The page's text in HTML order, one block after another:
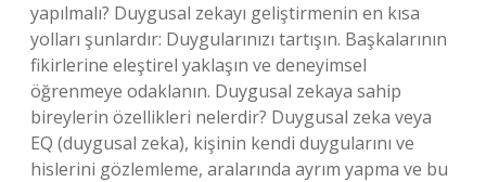
yapılmalı? Duygusal zekayı geliştirmenin en kısa
yolları şunlardır: Duygularınızı tartışın. Başkalarının
fikirlerine eleştirel yaklaşın ve deneyimsel
öğrenmeye odaklanın. Duygusal zekaya sahip
bireylerin özellikleri nelerdir? Duygusal zeka veya
EQ (duygusal zeka), kişinin kendi duygularını ve
hislerini gözlemleme, aralarında ayrım yapma ve bu